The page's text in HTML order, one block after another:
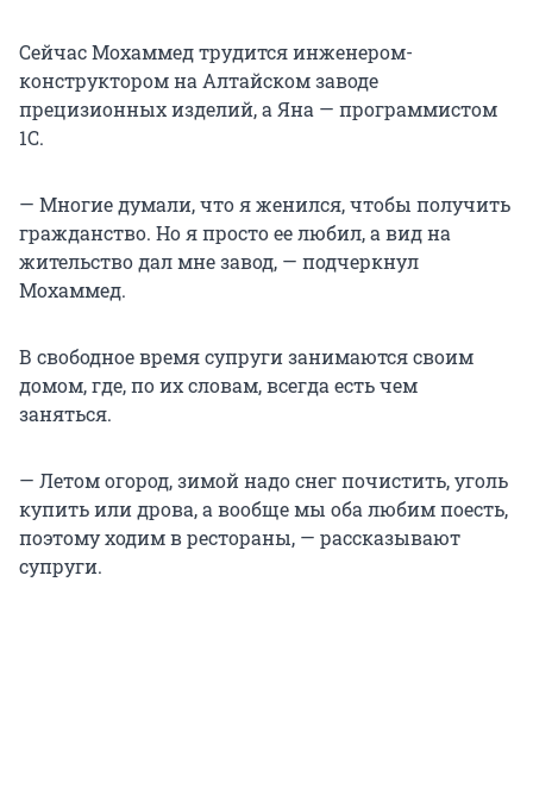
Сейчас Мохаммед трудится инженером-
конструктором на Алтайском заводе
прецизионных изделий, а Яна — программистом
1С.
— Многие думали, что я женился, чтобы получить
гражданство. Но я просто ее любил, а вид на
жительство дал мне завод, — подчеркнул
Мохаммед.
В свободное время супруги занимаются своим
домом, где, по их словам, всегда есть чем
заняться.
— Летом огород, зимой надо снег почистить, уголь
купить или дрова, а вообще мы оба любим поесть,
поэтому ходим в рестораны, — рассказывают
супруги.